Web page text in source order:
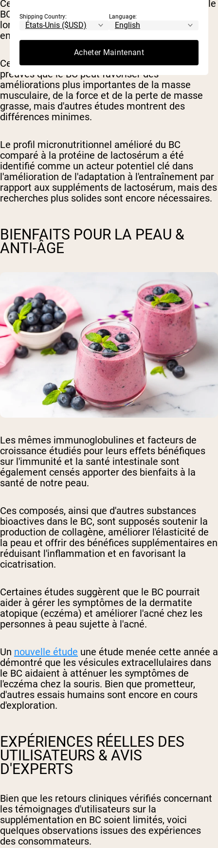
Certaines études préliminaires ont suggéré que le
BC pourrait améliorer la composition corporelle
lorsqu'il est combiné à un entraînement régulier
en résistance.
Cette recherche suggère qu'il existe certaines
preuves que le BC peut favoriser des
améliorations plus importantes de la masse
musculaire, de la force et de la perte de masse
grasse, mais d'autres études montrent des
différences minimes.
Le profil micronutritionnel amélioré du BC
comparé à la protéine de lactosérum a été
identifié comme un acteur potentiel clé dans
l'amélioration de l'adaptation à l'entraînement par
rapport aux suppléments de lactosérum, mais des
recherches plus solides sont encore nécessaires.
BIENFAITS POUR LA PEAU &
ANTI-ÂGE
Les mêmes immunoglobulines et facteurs de
croissance étudiés pour leurs effets bénéfiques
sur l'immunité et la santé intestinale sont
également censés apporter des bienfaits à la
santé de notre peau.
Ces composés, ainsi que d'autres substances
bioactives dans le BC, sont supposés soutenir la
production de collagène, améliorer l'élasticité de
la peau et offrir des bénéfices supplémentaires en
réduisant l'inflammation et en favorisant la
cicatrisation.
Certaines études suggèrent que le BC pourrait
aider à gérer les symptômes de la dermatite
atopique (eczéma) et améliorer l'acné chez les
personnes à peau sujette à l'acné.
Un nouvelle étude une étude menée cette année a
démontré que les vésicules extracellulaires dans
le BC aidaient à atténuer les symptômes de
l'eczéma chez la souris. Bien que prometteur,
d'autres essais humains sont encore en cours
d'exploration.
EXPÉRIENCES RÉELLES DES
UTILISATEURS & AVIS
D'EXPERTS
Bien que les retours cliniques vérifiés concernant
les témoignages d'utilisateurs sur la
supplémentation en BC soient limités, voici
quelques observations issues des expériences
des consommateurs.
Shipping Country: Language:
Acheter Maintenant